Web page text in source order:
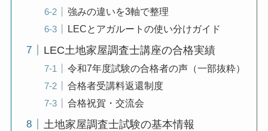
強みの違いを3軸で整理
LECとアガルートの使い分けガイド
LEC土地家屋調査士講座の合格実績
令和7年度試験の合格者の声（一部抜粋）
合格者受講料返還制度
合格祝賀・交流会
土地家屋調査士試験の基本情報